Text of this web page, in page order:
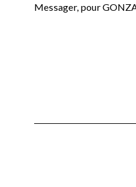
Messager, pour